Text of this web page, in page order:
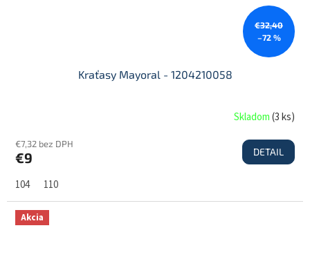
€32,40
–72 %
Kraťasy Mayoral - 1204210058
Skladom(3 ks)
€7,32 bez DPH
€9 DETAIL
104 110
Akcia